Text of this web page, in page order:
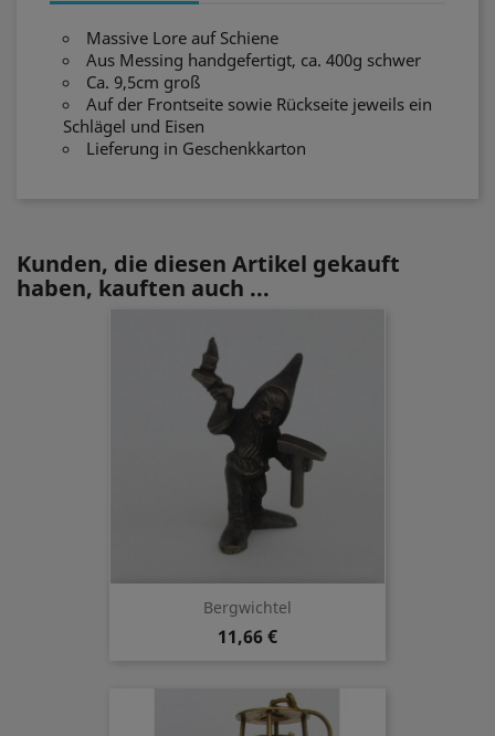
Massive Lore auf Schiene
Aus Messing handgefertigt, ca. 400g schwer
Ca. 9,5cm groß
Auf der Frontseite sowie Rückseite jeweils ein
Schlägel und Eisen
Lieferung in Geschenkkarton
Kunden, die diesen Artikel gekauft
haben, kauften auch ...
Bergwichtel
11,66 €